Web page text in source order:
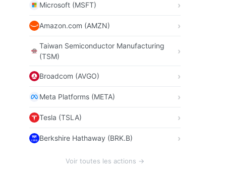
Microsoft (MSFT)
Amazon.com (AMZN)
Taiwan Semiconductor Manufacturing
(TSM)
Broadcom (AVGO)
Meta Platforms (META)
Tesla (TSLA)
Berkshire Hathaway (BRK.B)
Voir toutes les actions →